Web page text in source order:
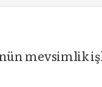
mevsimlik